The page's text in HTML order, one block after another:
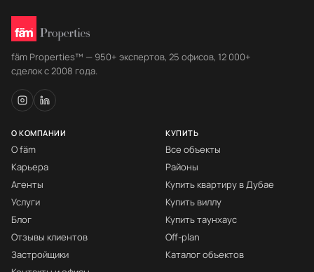
fäm Properties™ — 950+ экспертов, 25 офисов, 12 000+
сделок с 2008 года.
О КОМПАНИИ
О fäm
Карьера
Агенты
Услуги
Блог
Отзывы клиентов
Застройщики
КУПИТЬ
Все объекты
Районы
Купить квартиру в Дубае
Купить виллу
Купить таунхаус
Off-plan
Каталог объектов